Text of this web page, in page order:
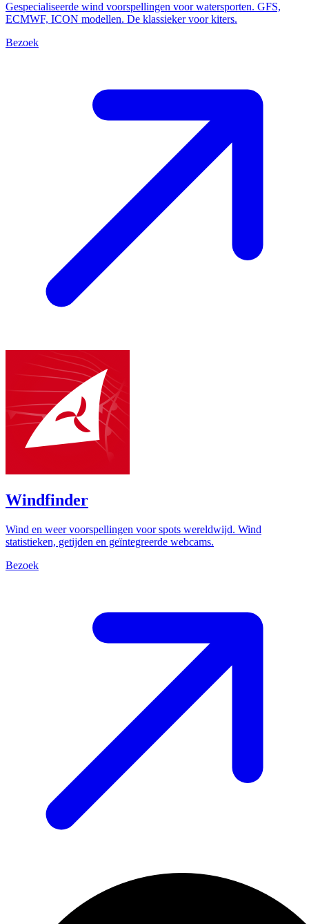
Gespecialiseerde wind voorspellingen voor watersporten. GFS,
ECMWF, ICON modellen. De klassieker voor kiters.
Bezoek
Windfinder
Wind en weer voorspellingen voor spots wereldwijd. Wind
statistieken, getijden en geïntegreerde webcams.
Bezoek